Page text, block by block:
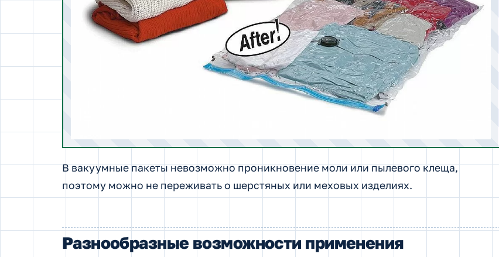
В вакуумные пакеты невозможно проникновение моли или пылевого клеща,
поэтому можно не переживать о шерстяных или меховых изделиях.
Разнообразные возможности применения